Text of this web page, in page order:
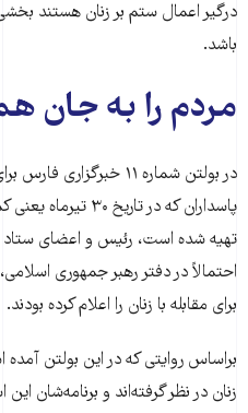
درگیر اعمال ستم بر زنان هستند
باشد.
مردم را به جان
در بولتن شماره ۱۱
پاسداران که در
تهیه شده است، رئیس و اعضای
احتمالاً در دفتر رهبر جمهوری
برای مقابله با زنان را اعلام کرده بودند.
زنان در نظر گرفته‌اند و برنامه‌شان